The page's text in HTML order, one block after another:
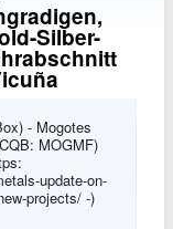
Silber-
- Mogotes
MOGMF)
update-on-
projects/ -)